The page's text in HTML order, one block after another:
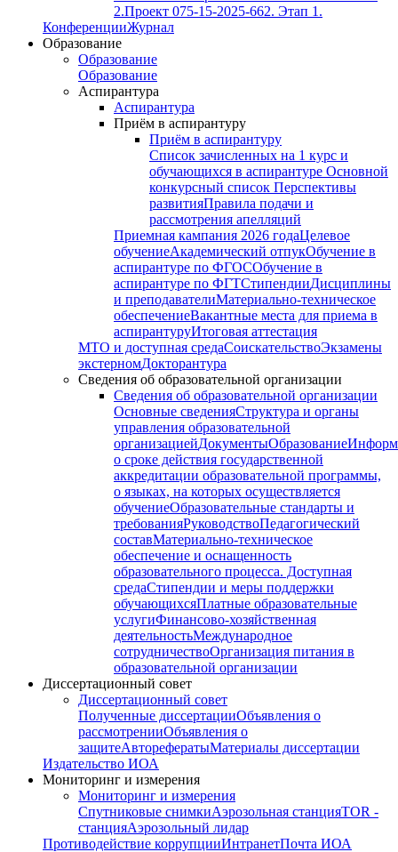
2.Проект 075-15-2025-662. Этап 1.
КонференцииЖурнал
Образование
Образование
Образование
Аспирантура
Аспирантура
Приём в аспирантуру
Приём в аспирантуру
Список зачисленных на 1 курс и
обучающихся в аспирантуре Основной
конкурсный список Перспективы
развитияПравила подачи и
рассмотрения апелляций
Приемная кампания 2026 годаЦелевое
обучениеАкадемический отпукОбучение в
аспирантуре по ФГОСОбучение в
аспирантуре по ФГТСтипендииДисциплины
и преподавателиМатериально-техническое
обеспечениеВакантные места для приема в
аспирантуруИтоговая аттестация
МТО и доступная средаСоискательствоЭкзамены
экстерномДокторантура
Сведения об образовательной организации
Сведения об образовательной организации
Основные сведенияСтруктура и органы
управления образовательной
организациейДокументыОбразование
о сроке действия государственной
аккредитации образовательной программы,
о языках, на которых осуществляется
обучениеОбразовательные стандарты и
требованияРуководствоПедагогический
составМатериально-техническое
обеспечение и оснащенность
образовательного процесса. Доступная
средаСтипендии и меры поддержки
обучающихсяПлатные образовательные
услугиФинансово-хозяйственная
деятельностьМеждународное
сотрудничествоОрганизация питания в
образовательной организации
Диссертационный совет
Диссертационный совет
Полученные диссертацииОбъявления о
рассмотренииОбъявления о
защитеАвторефератыМатериалы диссертации
Издательство ИОА
Мониторинг и измерения
Мониторинг и измерения
Спутниковые снимкиАэрозольная станцияTOR -
станцияАэрозольный лидар
Противодействие коррупцииИнтранетПочта ИОА